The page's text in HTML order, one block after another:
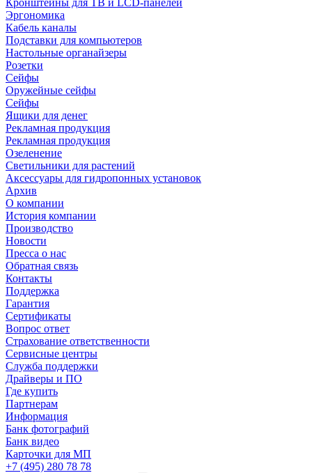
Кронштейны для ТВ и LCD-панелей
Эргономика
Кабель каналы
Подставки для компьютеров
Настольные органайзеры
Розетки
Сейфы
Оружейные сейфы
Сейфы
Ящики для денег
Рекламная продукция
Рекламная продукция
Озеленение
Светильники для растений
Аксессуары для гидропонных установок
Архив
О компании
История компании
Производство
Новости
Пресса о нас
Обратная связь
Контакты
Поддержка
Гарантия
Сертификаты
Вопрос ответ
Страхование ответственности
Сервисные центры
Служба поддержки
Драйверы и ПО
Где купить
Партнерам
Информация
Банк фотографий
Банк видео
Карточки для МП
+7 (495) 280 78 78